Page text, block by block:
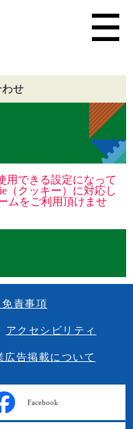
わせ
用できる設定になって
（クッキー）に対応し
ムをご利用頂けませ
責事項
アクセシビリティ
広告掲載について
Facebook